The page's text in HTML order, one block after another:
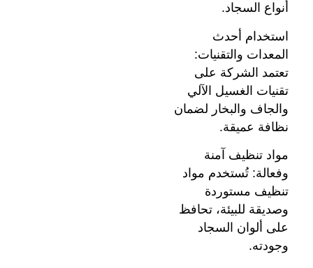
أنواع السجاد.
استخدام أحدث
المعدات والتقنيات:
تعتمد الشركة على
تقنيات الغسيل الآلي
والجاف والبخار لضمان
نظافة عميقة.
مواد تنظيف آمنة
وفعالة: تُستخدم مواد
تنظيف مستوردة
وصديقة للبيئة، تحافظ
على ألوان السجاد
وجودته.